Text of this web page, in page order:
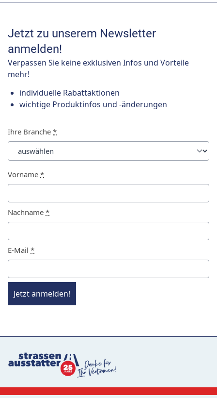
Jetzt zu unserem Newsletter
anmelden!
Verpassen Sie keine exklusiven Infos und Vorteile
mehr!
individuelle Rabattaktionen
wichtige Produktinfos und -änderungen
Ihre Branche *
Vorname *
Nachname *
E-Mail *
Jetzt anmelden!